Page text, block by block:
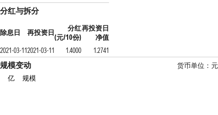
分红与拆分
除息日 再投资日
分红
(元/10份)
再投资日
净值
2021-03-112021-03-11 1.4000 1.2741
规模变动
货币单位：元
亿
规模